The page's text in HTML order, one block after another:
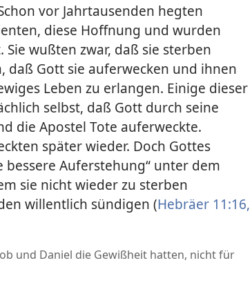
vor Jahrtausenden hegten
diese Hoffnung und wurden
wußten zwar, daß sie sterben
daß Gott sie auferwecken und ihnen
Leben zu erlangen. Einige dieser
selbst, daß Gott durch seine
die Apostel Tote auferweckte.
später wieder. Doch Gottes
Auferstehung“ unter dem
sie nicht wieder zu sterben
willentlich sündigen (Hebräer 11:16,
und Daniel die Gewißheit hatten, nicht für